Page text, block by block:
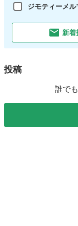
ジモティーメ
新着
投稿
誰で